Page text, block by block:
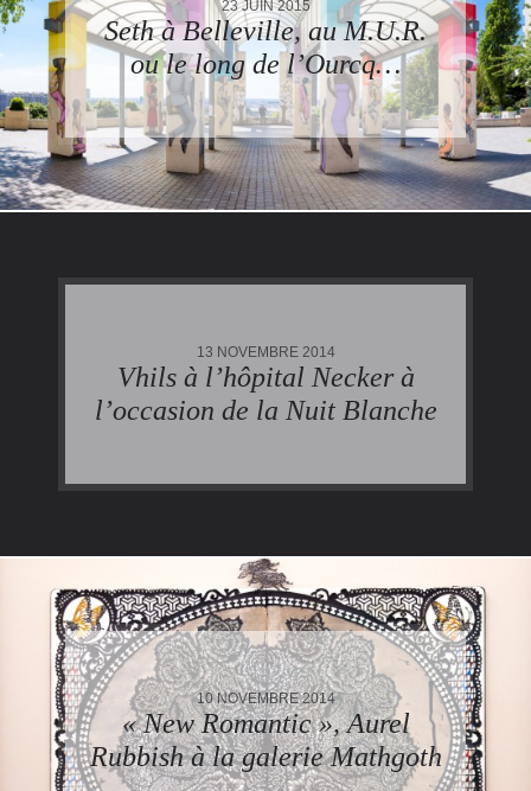
23 JUIN 2015
Seth à Belleville, au M.U.R.
ou le long de l’Ourcq…
13 NOVEMBRE 2014
Vhils à l’hôpital Necker à
l’occasion de la Nuit Blanche
10 NOVEMBRE 2014
« New Romantic », Aurel
Rubbish à la galerie Mathgoth